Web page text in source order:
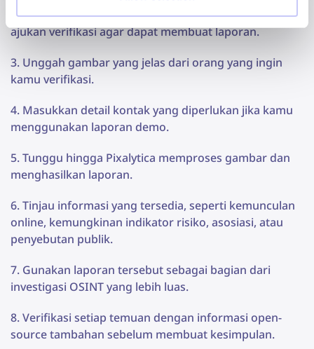
Bukahalaman demoatau masuk ke akun kamu dan
ajukan verifikasi agar dapat membuat laporan.
Unggah gambar yang jelas dari orang yang ingin
kamu verifikasi.
Masukkan detail kontak yang diperlukan jika kamu
menggunakan laporan demo.
Tunggu hingga Pixalytica memproses gambar dan
menghasilkan laporan.
Tinjau informasi yang tersedia, seperti kemunculan
online, kemungkinan indikator risiko, asosiasi, atau
penyebutan publik.
Gunakan laporan tersebut sebagai bagian dari
investigasi OSINT yang lebih luas.
Verifikasi setiap temuan dengan informasi open-
source tambahan sebelum membuat kesimpulan.